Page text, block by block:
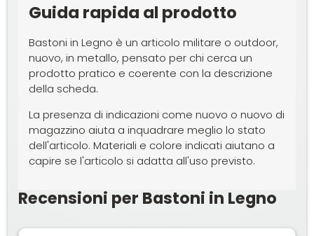
Guida rapida al prodotto
Bastoni in Legno è un articolo militare o outdoor,
nuovo, in metallo, pensato per chi cerca un
prodotto pratico e coerente con la descrizione
della scheda.
La presenza di indicazioni come nuovo o nuovo di
magazzino aiuta a inquadrare meglio lo stato
dell'articolo. Materiali e colore indicati aiutano a
capire se l'articolo si adatta all'uso previsto.
Recensioni per Bastoni in Legno